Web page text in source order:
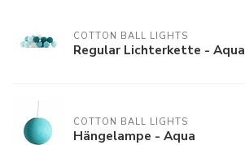
COTTON BALL LIGHTS
Regular Lichterkette - Aqua
COTTON BALL LIGHTS
Hängelampe - Aqua